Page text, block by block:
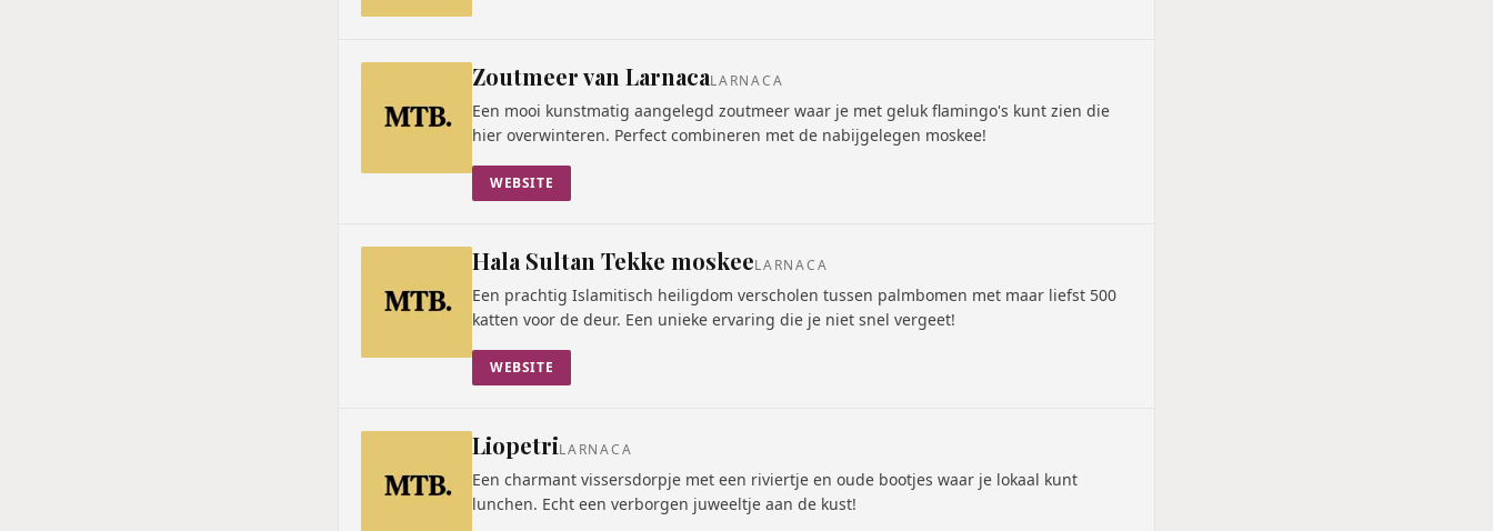
Zoutmeer van LarnacaLARNACA
Een mooi kunstmatig aangelegd zoutmeer waar je met geluk flamingo's kunt zien die
hier overwinteren. Perfect combineren met de nabijgelegen moskee!
WEBSITE
Hala Sultan Tekke moskeeLARNACA
Een prachtig Islamitisch heiligdom verscholen tussen palmbomen met maar liefst 500
katten voor de deur. Een unieke ervaring die je niet snel vergeet!
WEBSITE
LiopetriLARNACA
Een charmant vissersdorpje met een riviertje en oude bootjes waar je lokaal kunt
lunchen. Echt een verborgen juweeltje aan de kust!